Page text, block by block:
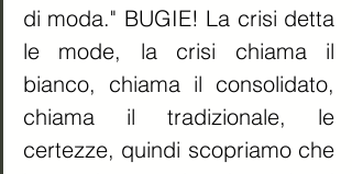
di moda." BUGIE! La crisi detta
le mode, la crisi chiama il
bianco, chiama il consolidato,
chiama il tradizionale, le
certezze, quindi scopriamo che